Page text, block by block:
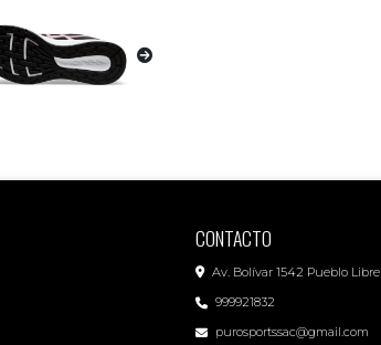
CONTACTO
Av. Bolívar 1542 Pueblo Libre
999921832
purosportssac@gmail.com